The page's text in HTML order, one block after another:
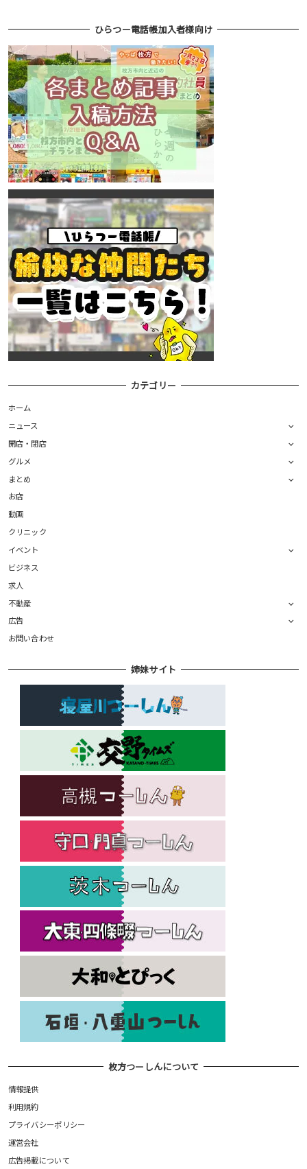
ひらつー電話帳加入者様向け
カテゴリー
ホーム
ニュース
開店・閉店
グルメ
まとめ
お店
動画
クリニック
イベント
ビジネス
求人
不動産
広告
お問い合わせ
姉妹サイト
枚方つーしんについて
情報提供
利用規約
プライバシーポリシー
運営会社
広告掲載について